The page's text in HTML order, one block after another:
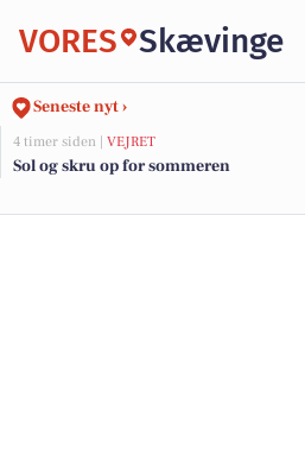
VORES Skævinge
Seneste nyt ›
4 timer siden | VEJRET
Sol og skru op for sommeren